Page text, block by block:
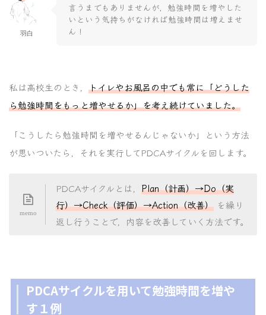
羽白
言うまでもありませんが，勉強時間を増やした
いという気持ちがなければ勉強時間は増えませ
ん！
私は高校生のとき， トイレやお風呂の中でも常に「どうした
ら勉強時間をもっと増やせるか」を考え続けていました。
「こうしたら勉強時間を増やせるんじゃないか」という方法
が思いついたら，それを実行してPDCAサイクルを回します。
PDCAサイクルとは， Plan（計画）→Do（実
行）→Check（評価）→Action（改善）を繰り
返し行うことで，内容を改善していく方法です。
PDCAサイクルを用いて勉強時間を増や
す１例